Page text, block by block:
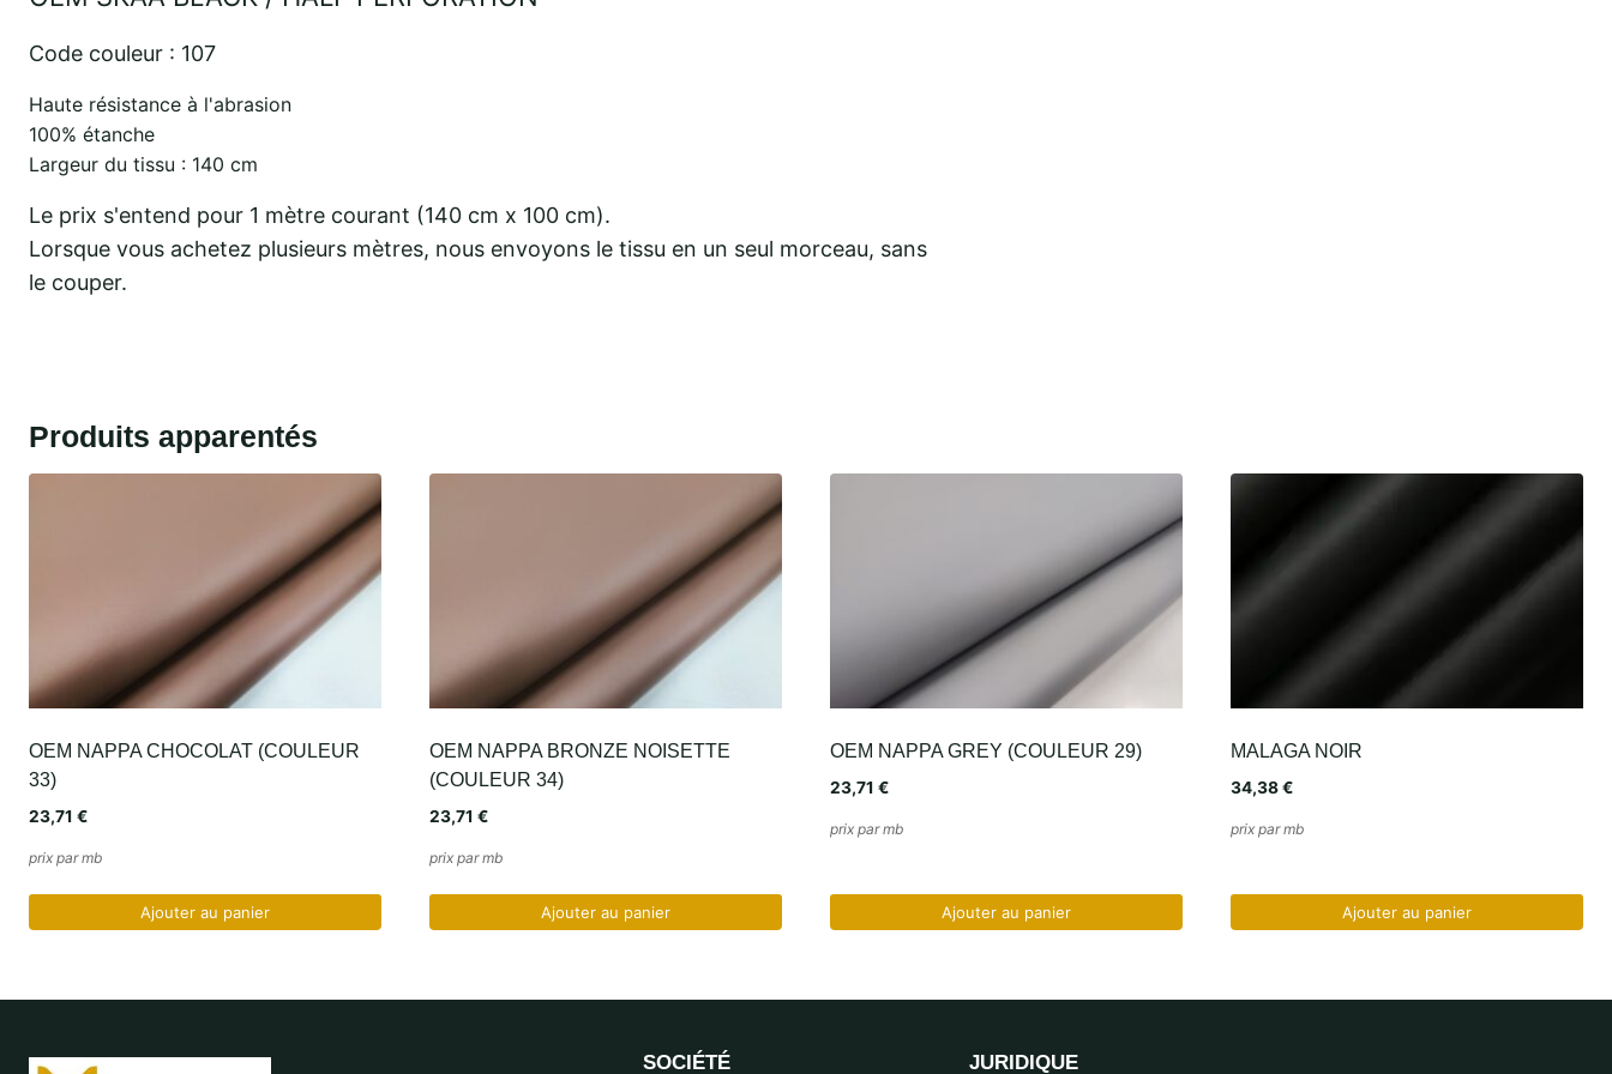
Code couleur : 107
Haute résistance à l'abrasion
100% étanche
Largeur du tissu : 140 cm
Le prix s'entend pour 1 mètre courant (140 cm x 100 cm).
Lorsque vous achetez plusieurs mètres, nous envoyons le tissu en un seul morceau, sans
le couper.
Produits apparentés
OEM NAPPA CHOCOLAT (COULEUR
33)
23,71 €
prix par mb
Ajouter au panier
OEM NAPPA BRONZE NOISETTE
(COULEUR 34)
23,71 €
prix par mb
Ajouter au panier
OEM NAPPA GREY (COULEUR 29)
23,71 €
prix par mb
Ajouter au panier
MALAGA NOIR
34,38€
prix par mb
Ajouter au panier
SOCIÉTÉ JURIDIQUE